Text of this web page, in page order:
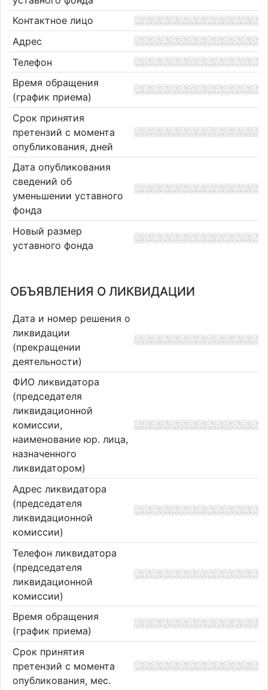
Контактное лицо
Адрес
Телефон
Время обращения
(график приема)
Срок принятия
претензий с момента
опубликования, дней
Дата опубликования
сведений об
уменьшении уставного
фонда
Новый размер
уставного фонда
ОБЪЯВЛЕНИЯ О ЛИКВИДАЦИИ
Дата и номер решения о
ликвидации
(прекращении
деятельности)
ФИО ликвидатора
(председателя
ликвидационной
комиссии,
наименование юр. лица,
назначенного
ликвидатором)
Адрес ликвидатора
(председателя
ликвидационной
комиссии)
Телефон ликвидатора
(председателя
ликвидационной
комиссии)
Время обращения
(график приема)
Срок принятия
претензий с момента
опубликования, мес.